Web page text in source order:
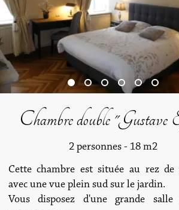
Chambre double "Gustave
2 personnes - 18 m2
Cette chambre est située au rez de
avec une vue plein sud sur le jardin.
Vous disposez d'une grande